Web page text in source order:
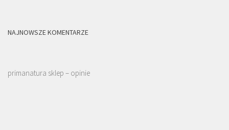
NAJNOWSZE KOMENTARZE
primanatura sklep – opinie